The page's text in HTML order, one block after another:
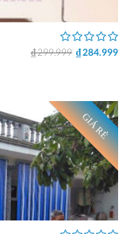
₫ 299.999 ₫ 284.999
GIÁ RẺ